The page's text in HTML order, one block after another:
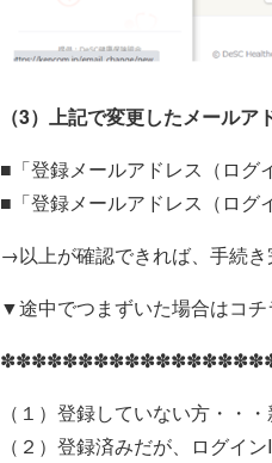
（3）上記で変更したメール
■「登録メールアドレス（ログ
■「登録メールアドレス（ログ
→以上が確認できれば、手続き
▼途中でつまずいた場合はコチ
（１）登録していない方・・
（２）登録済みだが、ログイ